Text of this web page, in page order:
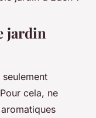
jardin
cela, ne